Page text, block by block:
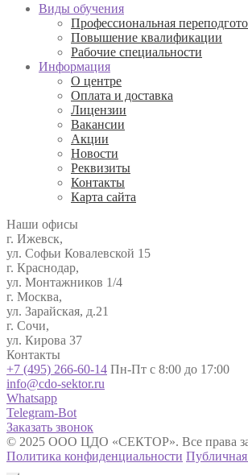
Виды обучения
Профессиональная
Повышение квалификации
Рабочие специальности
Информация
О центре
Оплата и доставка
Лицензии
Вакансии
Акции
Новости
Реквизиты
Контакты
Карта сайта
Наши офисы
г. Ижевск,
ул. Софьи Ковалевской 15
г. Краснодар,
ул. Монтажников 1/4
г. Москва,
ул. Зарайская, д.21
г. Сочи,
ул. Кирова 37
Контакты
+7 (495) 266-60-14 Пн-Пт с 8:00 до 17:00
info@cdo-sektor.ru
Whatsapp
Telegram-Bot
Заказать звонок
© 2025 ООО ЦДО «СЕКТОР». Все права
Политика конфиденциальности Публичная